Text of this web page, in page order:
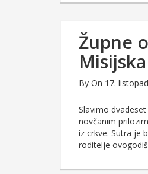
Župne
By On 17.
Slavimo
novčanim
iz crkve. Sutra je
roditelje